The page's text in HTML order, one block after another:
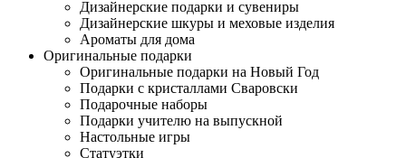
Дизайнерские подарки и сувениры
Дизайнерские шкуры и меховые изделия
Ароматы для дома
Оригинальные подарки
Оригинальные подарки на Новый Год
Подарки с кристаллами Сваровски
Подарочные наборы
Подарки учителю на выпускной
Настольные игры
Статуэтки